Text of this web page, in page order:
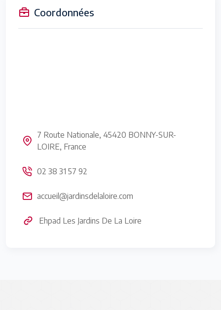
Coordonnées
7 Route Nationale, 45420 BONNY-SUR-
LOIRE, France
02 38 31 57 92
accueil@jardinsdelaloire.com
Ehpad Les Jardins De La Loire